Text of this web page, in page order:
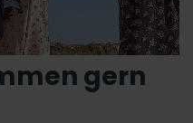
gern